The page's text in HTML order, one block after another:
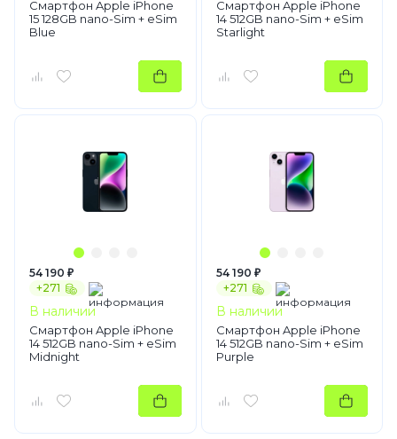
Смартфон Apple iPhone
15 128GB nano-Sim + eSim
Blue
Смартфон Apple iPhone
14 512GB nano-Sim + eSim
Starlight
54 190 ₽
+271
В наличии
Смартфон Apple iPhone
14 512GB nano-Sim + eSim
Midnight
54 190 ₽
+271
В наличии
Смартфон Apple iPhone
14 512GB nano-Sim + eSim
Purple